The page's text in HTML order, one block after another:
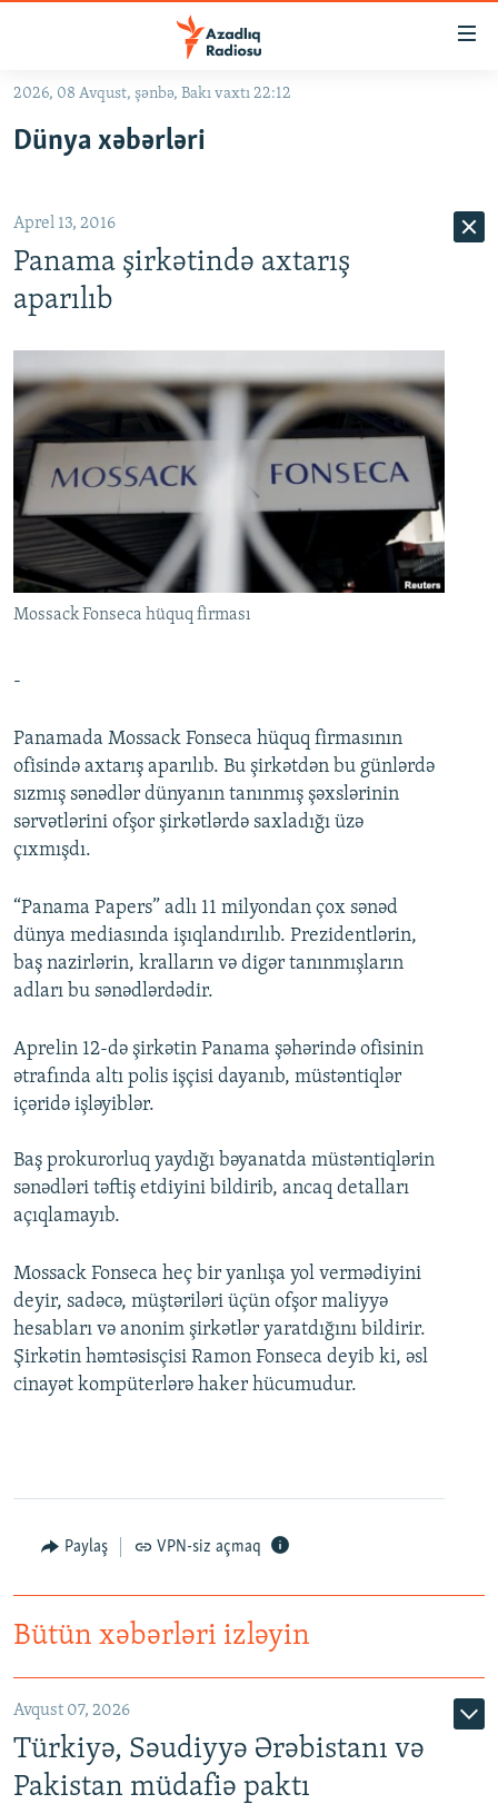
Əsas
qayıt
qayıt
Axtarışa
#İZAHLA
#ƏSLINDƏ
QANUNI DOĞRU
MULTIMEDIA
VIDEO
FOTOQALEREYA
İNFOQRAFIKA
KARIKATURA
RADIO ARXIV
OXU ZALI
AZƏRBAYCAN ƏDƏBIYYATI KITABXANASI
İSLAM VƏ DEMOKRATIYA
HAQQIMIZDA
MISSIYAMIZ
PEŞƏ ETIKASI VƏ JURNALISTIKA STANDARTLARIMIZ
BIZI IZLƏ
2026, 08 Avqust, şənbə, Bakı vaxtı 22:12
Dünya xəbərləri
Aprel 13, 2016
Panama şirkətində axtarış
aparılıb
Mossack Fonseca hüquq firması
-
Panamada Mossack Fonseca hüquq firmasının
ofisində axtarış aparılıb. Bu şirkətdən bu günlərdə
sızmış sənədlər dünyanın tanınmış şəxslərinin
sərvətlərini ofşor şirkətlərdə saxladığı üzə
çıxmışdı.
“Panama Papers” adlı 11 milyondan çox sənəd
dünya mediasında işıqlandırılıb. Prezidentlərin,
baş nazirlərin, kralların və digər tanınmışların
adları bu sənədlərdədir.
Aprelin 12-də şirkətin Panama şəhərində ofisinin
ətrafında altı polis işçisi dayanıb, müstəntiqlər
içəridə işləyiblər.
Baş prokurorluq yaydığı bəyanatda müstəntiqlərin
sənədləri təftiş etdiyini bildirib, ancaq detalları
açıqlamayıb.
Mossack Fonseca heç bir yanlışa yol vermədiyini
deyir, sadəcə, müştəriləri üçün ofşor maliyyə
hesabları və anonim şirkətlər yaratdığını bildirir.
Şirkətin həmtəsisçisi Ramon Fonseca deyib ki, əsl
cinayət kompüterlərə haker hücumudur.
Paylaş VPN-siz açmaq
Bütün xəbərləri izləyin
Avqust 07, 2026
Türkiyə, Səudiyyə Ərəbistanı və
Pakistan müdafiə paktı